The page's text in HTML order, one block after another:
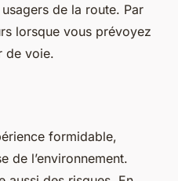
de la route. Par
lorsque vous prévoyez
de voie.
formidable,
de l’environnement.